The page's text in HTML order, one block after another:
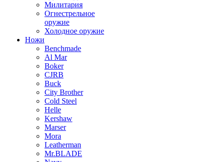
Милитария
Огнестрельное
оружие
Холодное оружие
Ножи
Benchmade
Al Mar
Boker
CJRB
Buck
City Brother
Cold Steel
Helle
Kershaw
Marser
Mora
Leatherman
Mr.BLADE